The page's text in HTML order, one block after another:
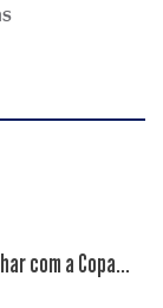
com a Copa...